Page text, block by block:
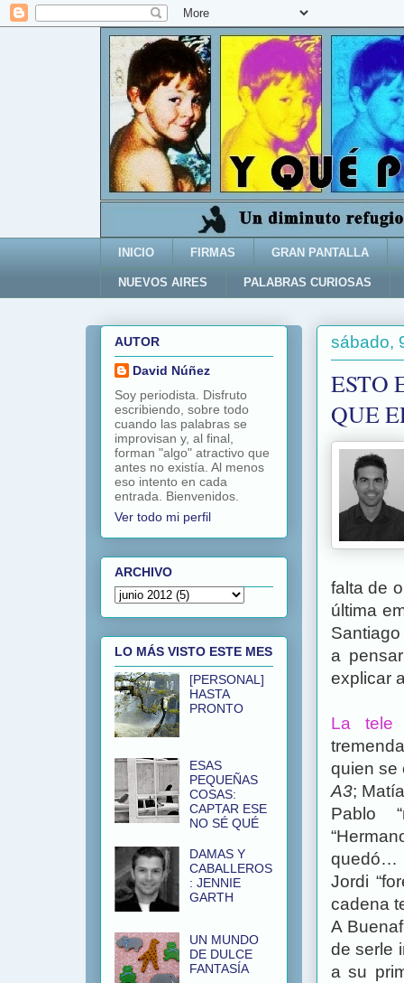
INICIO FIRMAS GRAN PANTALLA
NUEVOS AIRES PALABRAS CURIOSAS
sábado,
ESTO
QUE
falta de
última
a
explicar
La
quien se
A3;
Pablo
quedó…
Jordi
cadena
A
de serle
a su
AUTOR
David Núñez
Soy periodista. Disfruto
escribiendo, sobre todo
cuando las palabras se
improvisan y, al final,
forman "algo" atractivo que
antes no existía. Al menos
eso intento en cada
entrada. Bienvenidos.
Ver todo mi perfil
ARCHIVO
LO MÁS VISTO ESTE MES
[PERSONAL]
HASTA
PRONTO
ESAS
PEQUEÑAS
COSAS:
CAPTAR ESE
NO SÉ QUÉ
DAMAS Y
CABALLEROS
: JENNIE
GARTH
UN MUNDO
DE DULCE
FANTASÍA